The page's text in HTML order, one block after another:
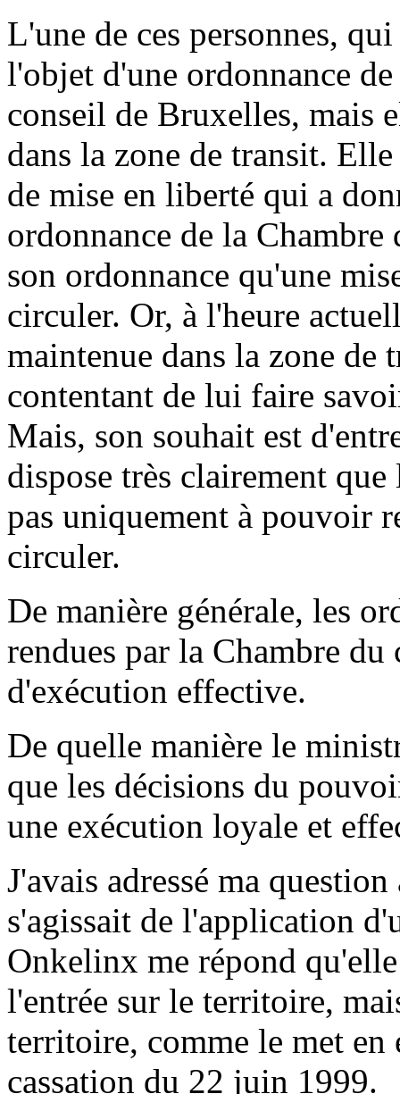
L'une de ces personnes,
l'objet d'une ordonnance
conseil de Bruxelles, mais
dans la zone de transit.
de mise en liberté qui a
ordonnance de la
son ordonnance qu'une
circuler. Or, à l'heure
maintenue dans la zone de
contentant de lui faire
Mais, son souhait est
dispose très clairement
pas uniquement à pouvoir
circuler.
De manière générale, les
rendues par la Chambre
d'exécution effective.
De quelle manière le
que les décisions du
une exécution loyale et
J'avais adressé ma
s'agissait de l'application
Onkelinx me répond
l'entrée sur le territoire,
territoire, comme le met en
cassation du 22 juin 1999.